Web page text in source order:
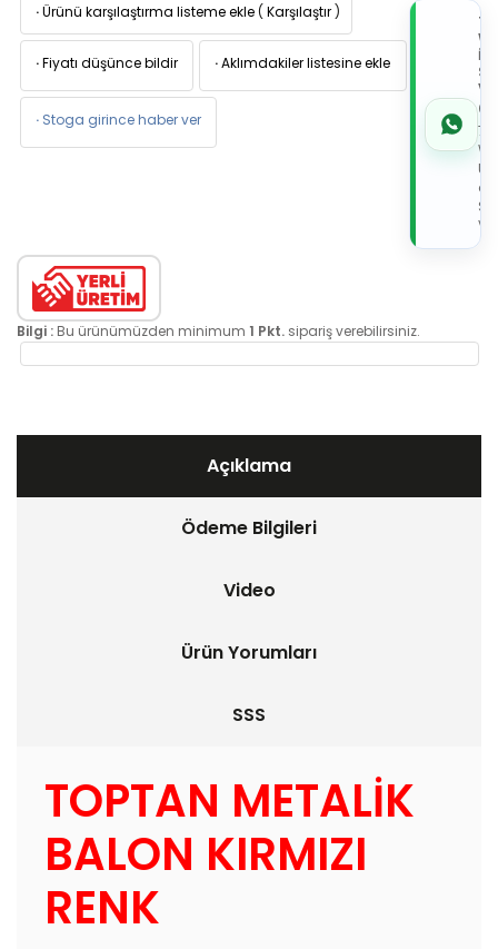
·Ürünü karşılaştırma listeme ekle ( Karşılaştır )
·Fiyatı düşünce bildir ·Aklımdakiler listesine ekle
· Stoga girince haber ver
İLE
de
Bilgi : Bu ürünümüzden minimum 1 Pkt. sipariş verebilirsiniz.
Açıklama
Ödeme Bilgileri
Video
Ürün Yorumları
SSS
TOPTAN METALİK
BALON KIRMIZI
RENK